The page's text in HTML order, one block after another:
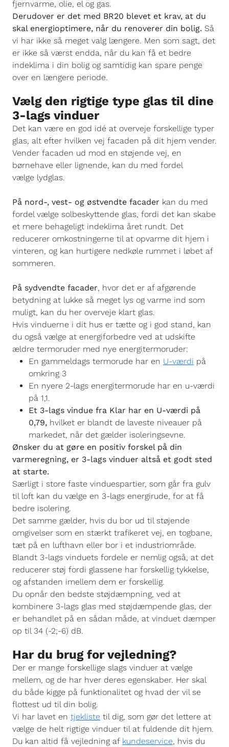
fjernvarme, olie, el og gas.
Derudover er det med BR20 blevet et krav, at du
skal energioptimere, når du renoverer din bolig. Så
vi har ikke så meget valg længere. Men som sagt, det
er ikke så værst endda, når du kan få et bedre
indeklima i din bolig og samtidig kan spare penge
over en længere periode.
Vælg den rigtige type glas til dine
3-lags vinduer
Det kan være en god idé at overveje forskellige typer
glas, alt efter hvilken vej facaden på dit hjem vender.
Vender facaden ud mod en støjende vej, en
børnehave eller lignende, kan du med fordel
vælge lydglas.
På nord-, vest- og østvendte facader kan du med
fordel vælge solbeskyttende glas, fordi det kan skabe
et mere behageligt indeklima året rundt. Det
reducerer omkostningerne til at opvarme dit hjem i
vinteren, og kan hurtigere nedkøle rummet i løbet af
sommeren.
På sydvendte facader, hvor det er af afgørende
betydning at lukke så meget lys og varme ind som
muligt, kan du her overveje klart glas.
Hvis vinduerne i dit hus er tætte og i god stand, kan
du også vælge at energiforbedre ved at udskifte
ældre termoruder med nye energitermoruder:
En gammeldags termorude har en U-værdi på
omkring 3
En nyere 2-lags energitermorude har en u-værdi
på 1,1.
Et 3-lags vindue fra Klar har en U-værdi på
0,79, hvilket er blandt de laveste niveauer på
markedet, når det gælder isoleringsevne.
Ønsker du at gøre en positiv forskel på din
varmeregning, er 3-lags vinduer altså et godt sted
at starte.
Særligt i store faste vinduespartier, som går fra gulv
til loft kan du vælge en 3-lags energirude, for at få
bedre isolering.
Det samme gælder, hvis du bor ud til støjende
omgivelser som en stærkt trafikeret vej, en togbane,
tæt på en lufthavn eller bor i et industriområde.
Blandt 3-lags vinduets fordele er nemlig også, at det
reducerer støj fordi glassene har forskellig tykkelse,
og afstanden imellem dem er forskellig.
Du opnår den bedste støjdæmpning, ved at
kombinere 3-lags glas med støjdæmpende glas, der
er behandlet på en sådan måde, at vinduet dæmper
op til 34 (-2;-6) dB.
Har du brug for vejledning?
Der er mange forskellige slags vinduer at vælge
mellem, og de har hver deres egenskaber. Her skal
du både kigge på funktionalitet og hvad der vil se
flottest ud til din bolig.
Vi har lavet en tjekliste til dig, som gør det lettere at
vælge de helt rigtige vinduer til at fuldende dit hjem.
Du kan altid få vejledning af kundeservice, hvis du